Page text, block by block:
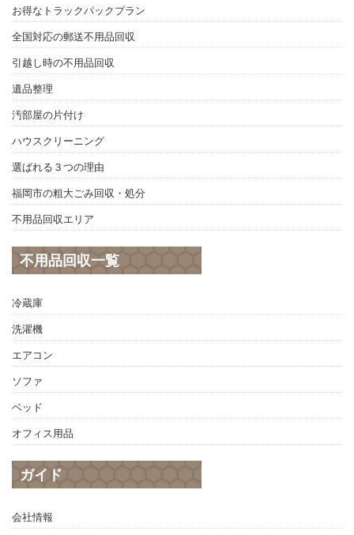
お得なトラックパックプラン
全国対応の郵送不用品回収
引越し時の不用品回収
遺品整理
汚部屋の片付け
ハウスクリーニング
選ばれる３つの理由
福岡市の粗大ごみ回収・処分
不用品回収エリア
不用品回収一覧
冷蔵庫
洗濯機
エアコン
ソファ
ベッド
オフィス用品
ガイド
会社情報